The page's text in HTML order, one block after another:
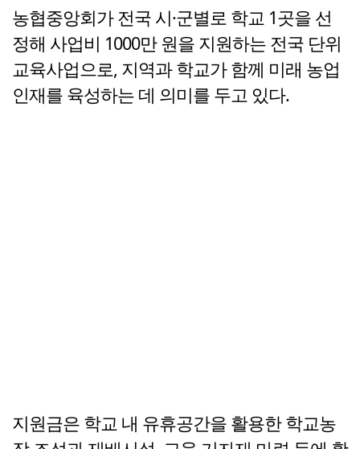
농협중앙회가 전국 시·군별로 학교 1곳을 선
정해 사업비 1000만 원을 지원하는 전국 단위
교육사업으로, 지역과 학교가 함께 미래 농업
인재를 육성하는 데 의미를 두고 있다.
지원금은 학교 내 유휴공간을 활용한 학교농